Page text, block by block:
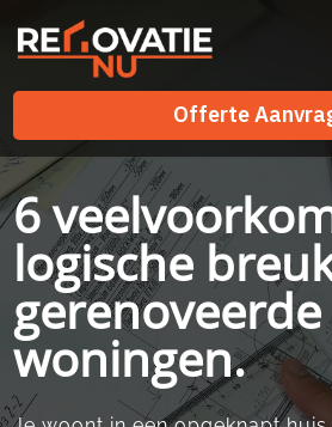
Offerte
Offerte
6
logische
gerenoveerde
woningen.